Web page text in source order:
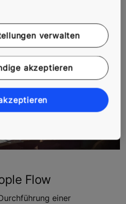
bestimmen.
Flow
einer
verwalten
akzeptieren